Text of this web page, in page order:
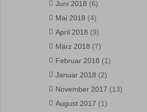
Juni 2018 (6)
Mai 2018 (4)
April 2018 (9)
März 2018 (7)
Februar 2018 (1)
Januar 2018 (2)
November 2017 (13)
August 2017 (1)